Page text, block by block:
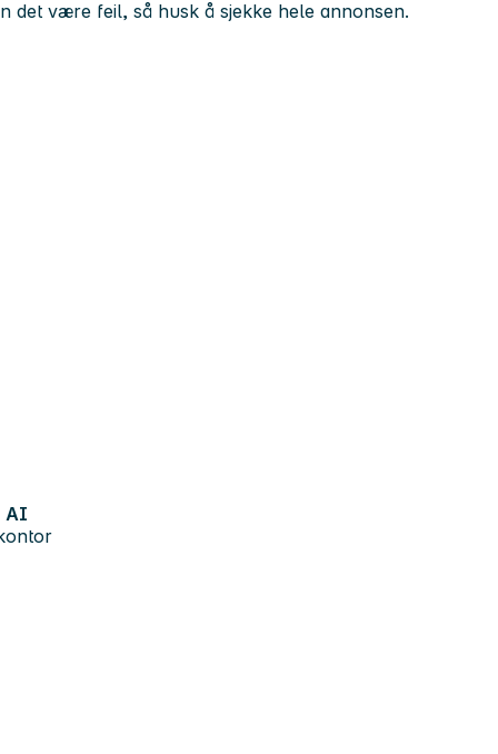
AI
det være feil, så husk å sjekke hele annonsen.